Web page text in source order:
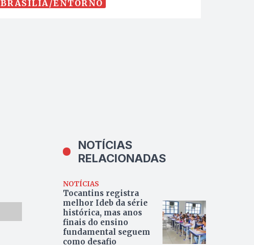
BRASÍLIA/ENTORNO
NOTÍCIAS
RELACIONADAS
NOTÍCIAS
Tocantins registra
melhor Ideb da série
histórica, mas anos
finais do ensino
fundamental seguem
como desafio